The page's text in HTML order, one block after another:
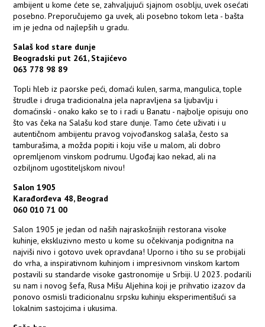
ambijent u kome ćete se, zahvaljujući sjajnom osoblju, uvek osećati
posebno. Preporučujemo ga uvek, ali posebno tokom leta - bašta
im je jedna od najlepših u gradu.
Salaš kod stare dunje
Beogradski put 261, Stajićevo
063 778 98 89
Topli hleb iz paorske peći, domaći kulen, sarma, mangulica, tople
štrudle i druga tradicionalna jela napravljena sa ljubavlju i
domaćinski - onako kako se to i radi u Banatu - najbolje opisuju ono
što vas čeka na Salašu kod stare dunje. Tamo ćete uživati i u
autentičnom ambijentu pravog vojvođanskog salaša, često sa
tamburašima, a možda popiti i koju više u malom, ali dobro
opremljenom vinskom podrumu. Ugođaj kao nekad, ali na
ozbiljnom ugostiteljskom nivou!
Salon 1905
Karađorđeva 48, Beograd
060 010 71 00
Salon 1905 je jedan od naših najraskošnijih restorana visoke
kuhinje, ekskluzivno mesto u kome su očekivanja podignitna na
najviši nivo i gotovo uvek opravdana! Uporno i tiho su se probijali
do vrha, a inspirativnom kuhinjom i impresivnom vinskom kartom
postavili su standarde visoke gastronomije u Srbiji. U 2023. podarili
su nam i novog šefa, Rusa Mišu Aljehina koji je prihvatio izazov da
ponovo osmisli tradicionalnu srpsku kuhinju eksperimentišući sa
lokalnim sastojcima i ukusima.